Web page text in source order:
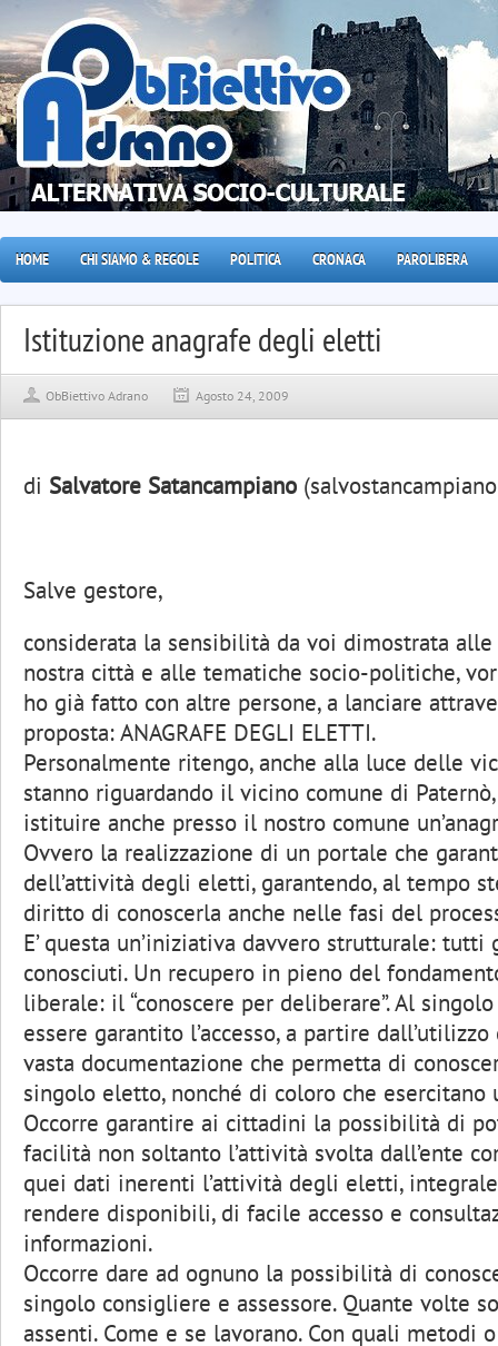
HOME CHI SIAMO & REGOLE POLITICA CRONACA PAROLIBERA
ObBiettivo Adrano Agosto 24, 2009
di Salvatore Satancampiano (
Salve gestore,
considerata la sensibilità da voi dimostrata
nostra città e alle tematiche socio-politiche,
ho già fatto con altre persone, a lanciare
proposta: ANAGRAFE DEGLI ELETTI.
Personalmente ritengo, anche alla luce delle
stanno riguardando il vicino comune di
istituire anche presso il nostro comune
Ovvero la realizzazione di un portale che
dell’attività degli eletti, garantendo, al tempo
diritto di conoscerla anche nelle fasi del
E’ questa un’iniziativa davvero strutturale:
conosciuti. Un recupero in pieno del
liberale: il “conoscere per deliberare”. Al
essere garantito l’accesso, a partire
vasta documentazione che permetta di
singolo eletto, nonché di coloro che esercitano
Occorre garantire ai cittadini la possibilità di
facilità non soltanto l’attività svolta dall’ente
quei dati inerenti l’attività degli eletti,
rendere disponibili, di facile accesso e
informazioni.
Occorre dare ad ognuno la possibilità di
singolo consigliere e assessore. Quante volte
assenti. Come e se lavorano. Con quali metodi